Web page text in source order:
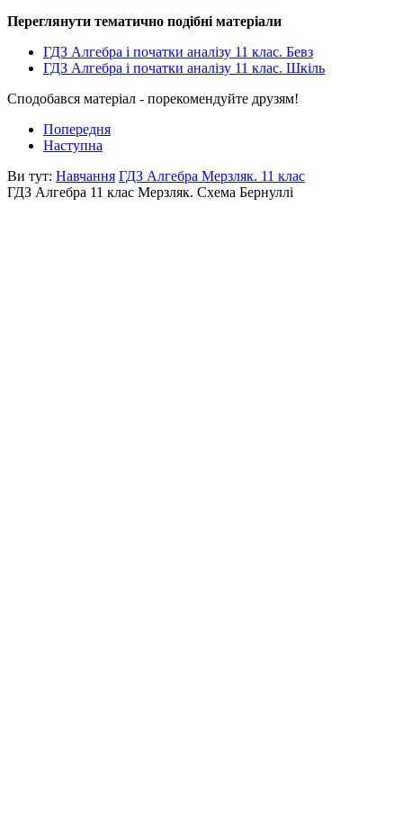
Переглянути тематично подібні матеріали
ГДЗ Алгебра і початки аналізу 11 клас. Бевз
ГДЗ Алгебра і початки аналізу 11 клас. Шкіль
Сподобався матеріал - порекомендуйте друзям!
Попередня
Наступна
Ви тут: Навчання ГДЗ Алгебра Мерзляк. 11 клас
ГДЗ Алгебра 11 клас Мерзляк. Схема Бернуллі